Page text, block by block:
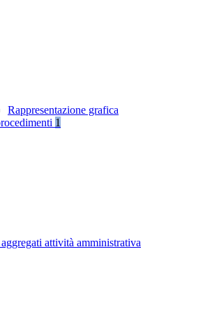
Rappresentazione grafica
1
attività amministrativa